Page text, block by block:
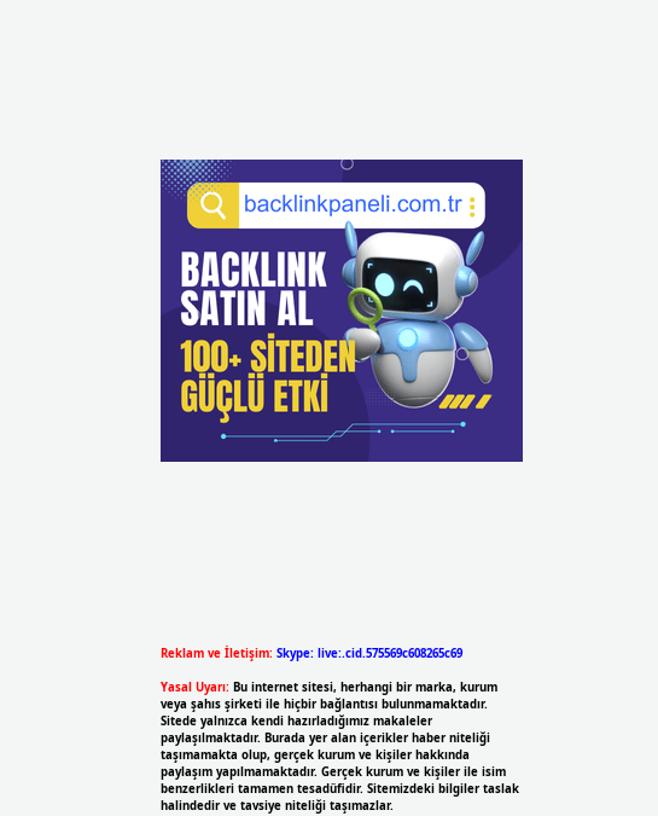
Reklam ve İletişim: Skype: live:.cid.575569c608265c69
Yasal Uyarı: Bu internet sitesi, herhangi bir marka, kurum
veya şahıs şirketi ile hiçbir bağlantısı bulunmamaktadır.
Sitede yalnızca kendi hazırladığımız makaleler
paylaşılmaktadır. Burada yer alan içerikler haber niteliği
taşımamakta olup, gerçek kurum ve kişiler hakkında
paylaşım yapılmamaktadır. Gerçek kurum ve kişiler ile isim
benzerlikleri tamamen tesadüfidir. Sitemizdeki bilgiler taslak
halindedir ve tavsiye niteliği taşımazlar.